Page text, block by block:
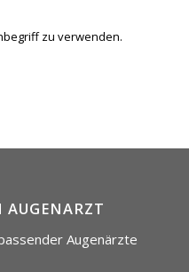
zu verwenden.
Augenärzte